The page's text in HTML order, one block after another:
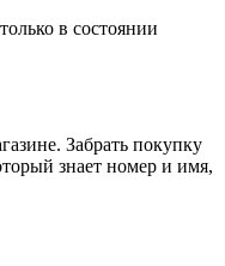
в состоянии
Забрать покупку
знает номер и имя,